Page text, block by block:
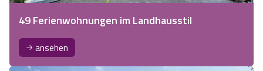
49 Ferienwohnungen im Landhausstil
ansehen